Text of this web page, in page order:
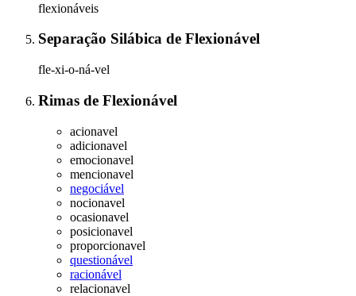
flexionáveis
Separação Silábica de Flexionável
fle-xi-o-ná-vel
Rimas de Flexionável
acionavel
adicionavel
emocionavel
mencionavel
negociável
nocionavel
ocasionavel
posicionavel
proporcionavel
questionável
racionável
relacionavel